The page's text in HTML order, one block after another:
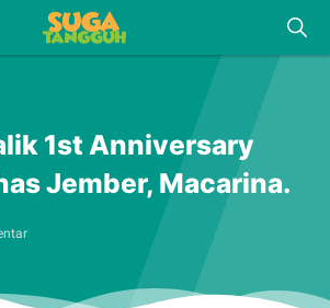
1st Anniversary
Jember, Macarina.